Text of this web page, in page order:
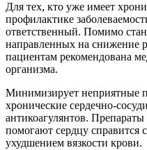
Для тех, кто уже имеет
профилактике
ответственный. Помимо
направленных на снижение
пациентам рекомендована
организма.
Минимизирует неприятные
хронические сердечно-
антикоагулянтов.
помогают сердцу справится
ухудшением вязкости крови.